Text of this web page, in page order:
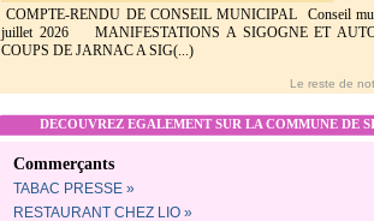
COMPTE-RENDU DE CONSEIL MUNICIPAL Conseil
juillet 2026 MANIFESTATIONS A SIGOGNE ET
COUPS DE JARNAC A SIG(...)
Le reste de
DECOUVREZ EGALEMENT SUR LA COMMUNE DE
Commerçants
TABAC PRESSE »
RESTAURANT CHEZ LIO »